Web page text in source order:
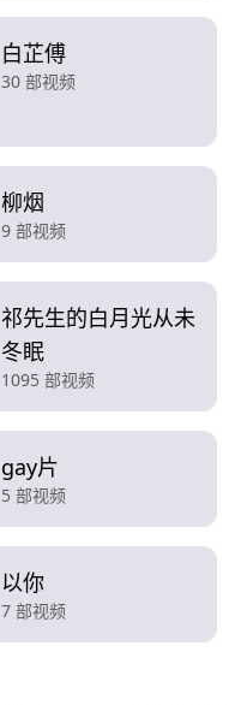
白芷傅
30 部视频
柳烟
9 部视频
祁先生的白月光从未
冬眠
1095 部视频
gay片
5 部视频
以你
7 部视频